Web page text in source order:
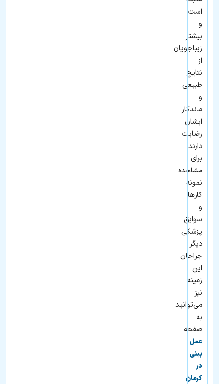
است
و
بیشتر
زیباجویان
از
نتایج
طبیعی
و
ماندگار
ایشان
رضایت
دارند.
برای
مشاهده
نمونه
کارها
و
سوابق
پزشکی
دیگر
جراحان
این
زمینه
نیز
می‌توانید
به
صفحه
عمل
بینی
در
کرمان